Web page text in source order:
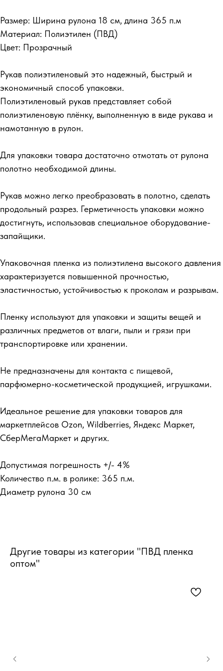
Размер: Ширина рулона 18 см, длина 365 п.м
Материал: Полиэтилен (ПВД)
Цвет: Прозрачный
Рукав полиэтиленовый это надежный, быстрый и
экономичный способ упаковки.
Полиэтиленовый рукав представляет собой
полиэтиленовую плёнку, выполненную в виде рукава и
намотанную в рулон.
Для упаковки товара достаточно отмотать от рулона
полотно необходимой длины.
Рукав можно легко преобразовать в полотно, сделать
продольный разрез. Герметичность упаковки можно
достигнуть, использовав специальное оборудование-
запайщики.
Упаковочная пленка из полиэтилена высокого давления
характеризуется повышенной прочностью,
эластичностью, устойчивостью к проколам и разрывам.
Пленку используют для упаковки и защиты вещей и
различных предметов от влаги, пыли и грязи при
транспортировке или хранении.
Не предназначены для контакта с пищевой,
парфюмерно-косметической продукцией, игрушками.
Идеальное решение для упаковки товаров для
маркетплейсов Ozon, Wildberries, Яндекс Маркет,
СберМегаМаркет и других.
Допустимая погрешность +/- 4%
Количество п.м. в ролике: 365 п.м.
Диаметр рулона 30 см
Другие товары из категории "ПВД пленка
оптом"